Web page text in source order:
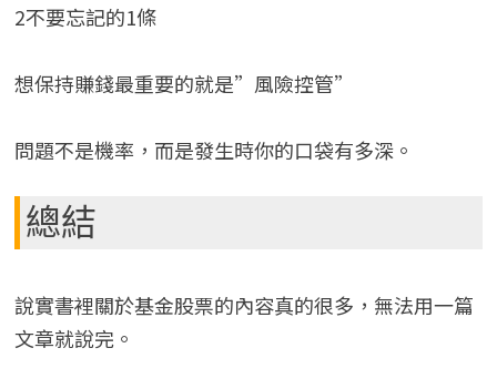
2不要忘記的1條
想保持賺錢最重要的就是”風險控管”
問題不是機率，而是發生時你的口袋有多深。
總結
說實書裡關於基金股票的內容真的很多，無法用一篇
文章就說完。